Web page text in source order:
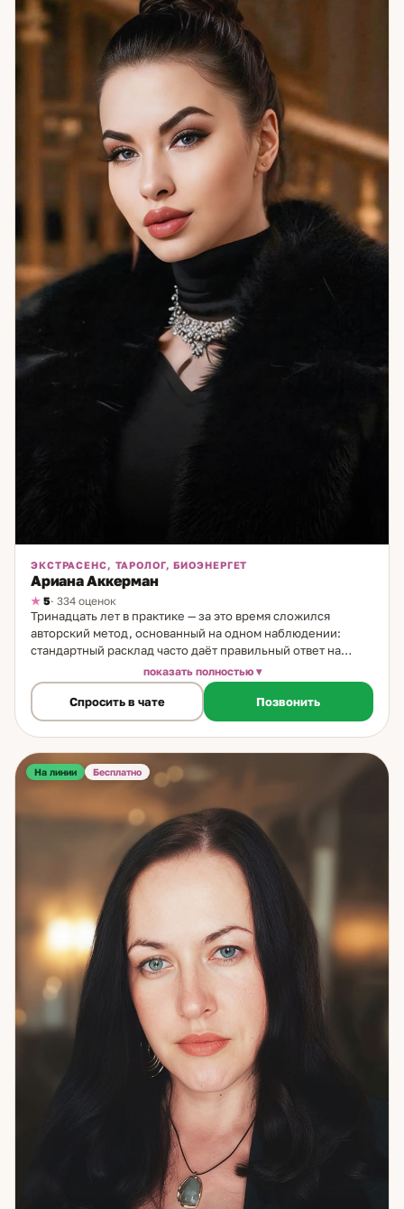
находишься, действия становятся точными, а не
случайными. Психологический подход — язык, на котором
можно объяснить себе то, что нашли через символ.
Отдельное направление — анализ сновидений.
Повторяющиеся сны и образы — это не случайность. Это
сигналы, которые стоит уметь читать. Я работаю с
самопознанием и внутренним ростом, с отношениями и
любовью, с кризисами и выборами, с профессиональной
реализацией и завершением прошлого. Клиенты из 12
стран. Если вы хотите разобраться — не только в ситуации,
но и в себе — приходите.
ЭКСТРАСЕНС, ТАРОЛОГ, БИОЭНЕРГЕТ
Ариана Аккерман
5· 334 оценок
Тринадцать лет в практике — за это время сложился
авторский метод, основанный на одном наблюдении:
стандартный расклад часто даёт правильный ответ на
неправильно поставленный вопрос. Глубинная настройка
это меняет. С детства я чувствую людей иначе: не
угадываю — знаю. Это было не просто наблюдением, а
внутренним знанием, которое не поддаётся логике.
Позже прошла обучение в европейских эзотерических
школах — Великобритания, Германия, Словения. Эти
знания дали системную основу тому, что раньше было
только интуицией. В работе использую несколько
инструментов: Таро в разных видах колод — подбирается
под запрос. Числовое считывание — для личных циклов и
паттернов. Биоэнергетика и маятник — для точных ответов,
выбора дат, определения дисбалансов. Центральное в
методе — авторские техники глубинной настройки. Они
позволяют видеть не только внешние обстоятельства, но и
*внутренние установки, блоки, скрытые ресурсы*,
которые управляют тем, что происходит снаружи.
Отдельный инструмент: поиск личных благоприятных
чисел и дат по дате рождения. Это редкость даже среди
специалистов с большим стажем. Работаю бережно,
конфиденциально, с полной вовлечённостью. Если готовы
к честному взгляду на ситуацию — я здесь.
показать полностью
Спросить в чате Позвонить
На линии Бесплатно